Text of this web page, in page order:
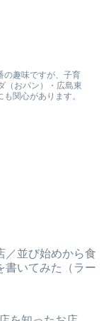
の趣味ですが、子育
（おパン）・広島東
関心があります。
／並び始めから食
書いてみた（ラー